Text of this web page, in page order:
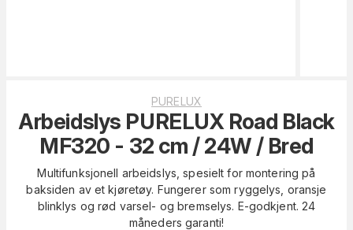
PURELUX
Arbeidslys PURELUX Road Black
MF320 - 32 cm / 24W / Bred
Multifunksjonell arbeidslys, spesielt for montering på
baksiden av et kjøretøy. Fungerer som ryggelys, oransje
blinklys og rød varsel- og bremselys. E-godkjent. 24
måneders garanti!